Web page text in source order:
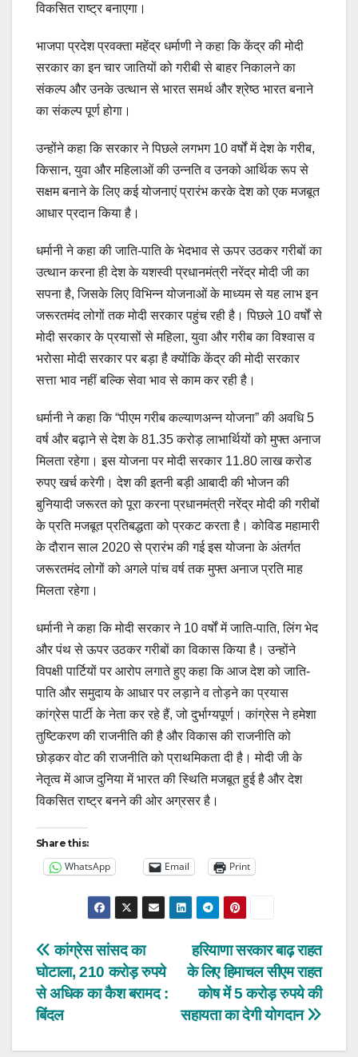
विकसित राष्ट्र बनाएगा।
भाजपा प्रदेश प्रवक्ता महेंद्र धर्माणी ने कहा कि केंद्र की मोदी
सरकार का इन चार जातियों को गरीबी से बाहर निकालने का
संकल्प और उनके उत्थान से भारत समर्थ और श्रेष्ठ भारत बनाने
का संकल्प पूर्ण होगा।
उन्होंने कहा कि सरकार ने पिछले लगभग 10 वर्षों में देश के गरीब,
किसान, युवा और महिलाओं की उन्नति व उनको आर्थिक रूप से
सक्षम बनाने के लिए कई योजनाएं प्रारंभ करके देश को एक मजबूत
आधार प्रदान किया है।
धर्मानी ने कहा की जाति-पाति के भेदभाव से ऊपर उठकर गरीबों का
उत्थान करना ही देश के यशस्वी प्रधानमंत्री नरेंद्र मोदी जी का
सपना है, जिसके लिए विभिन्न योजनाओं के माध्यम से यह लाभ इन
जरूरतमंद लोगों तक मोदी सरकार पहुंच रही है। पिछले 10 वर्षों से
मोदी सरकार के प्रयासों से महिला, युवा और गरीब का विश्वास व
भरोसा मोदी सरकार पर बड़ा है क्योंकि केंद्र की मोदी सरकार
सत्ता भाव नहीं बल्कि सेवा भाव से काम कर रही है।
धर्मानी ने कहा कि “पीएम गरीब कल्याणअन्न योजना” की अवधि 5
वर्ष और बढ़ाने से देश के 81.35 करोड़ लाभार्थियों को मुफ्त अनाज
मिलता रहेगा। इस योजना पर मोदी सरकार 11.80 लाख करोड
रुपए खर्च करेगी। देश की इतनी बड़ी आबादी की भोजन की
बुनियादी जरूरत को पूरा करना प्रधानमंत्री नरेंद्र मोदी की गरीबों
के प्रति मजबूत प्रतिबद्धता को प्रकट करता है। कोविड महामारी
के दौरान साल 2020 से प्रारंभ की गई इस योजना के अंतर्गत
जरूरतमंद लोगों को अगले पांच वर्ष तक मुफ्त अनाज प्रति माह
मिलता रहेगा।
धर्मानी ने कहा कि मोदी सरकार ने 10 वर्षों में जाति-पाति, लिंग भेद
और पंथ से ऊपर उठकर गरीबों का विकास किया है। उन्होंने
विपक्षी पार्टियों पर आरोप लगाते हुए कहा कि आज देश को जाति-
पाति और समुदाय के आधार पर लड़ाने व तोड़ने का प्रयास
कांग्रेस पार्टी के नेता कर रहे हैं, जो दुर्भाग्यपूर्ण। कांग्रेस ने हमेशा
तुष्टिकरण की राजनीति की है और विकास की राजनीति को
छोड़कर वोट की राजनीति को प्राथमिकता दी है। मोदी जी के
नेतृत्व में आज दुनिया में भारत की स्थिति मजबूत हुई है और देश
विकसित राष्ट्र बनने की ओर अग्रसर है।
Share this:
WhatsApp Email Print
Post
navigation
हरियाणा सरकार बाढ़ राहत
के लिए हिमाचल सीएम राहत
कोष में 5 करोड़ रुपये की
सहायता का देगी योगदान
कांग्रेस सांसद का
घोटाला, 210 करोड़ रुपये
से अधिक का कैश बरामद :
बिंदल